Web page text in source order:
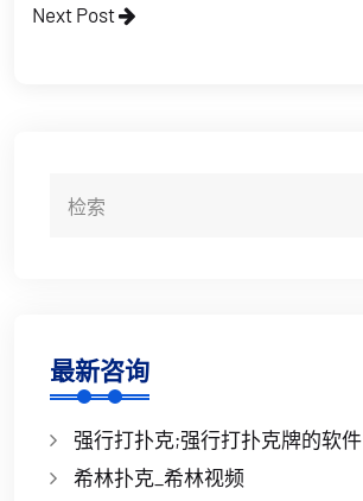
Next Post
最新咨询
强行打扑克;强行打扑克牌的软件
希林扑克_希林视频